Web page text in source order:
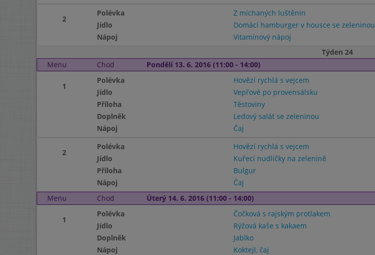
2
Polévka Z míchaných luštěnin
Jídlo
Domácí hamburger v housce se zeleninou
Nápoj
Vitamínový nápoj
Týden 24
Menu
Chod Pondělí 13. 6. 2016 (11:00 - 14:00)
1
Polévka Hovězí rychlá s vejcem
Jídlo
Vepřové po provensálsku
Příloha
Těstoviny
Doplněk
Ledový salát se zeleninou
Nápoj
Čaj
2
Polévka Hovězí rychlá s vejcem
Jídlo
Kuřecí nudličky na zelenině
Příloha
Bulgur
Nápoj
Čaj
Menu
Chod Úterý 14. 6. 2016 (11:00 - 14:00)
1
Polévka Čočková s rajským protlakem
Jídlo
Rýžová kaše s kakaem
Doplněk
Jablko
Nápoj
Koktejl, čaj